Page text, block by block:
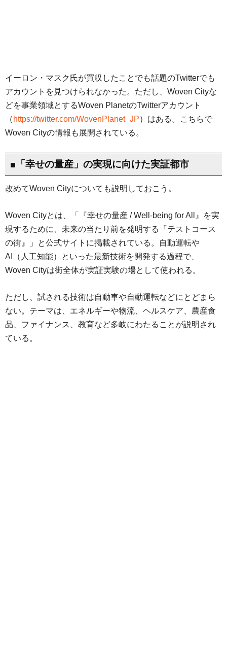
イーロン・マスク氏が買収したことでも話題のTwitterでも
アカウントを見つけられなかった。ただし、Woven Cityな
どを事業領域とするWoven PlanetのTwitterアカウント
（ https://twitter.com/WovenPlanet_JP）はある。こちらで
Woven Cityの情報も展開されている。
■「幸せの量産」の実現に向けた実証都市
改めてWoven Cityについても説明しておこう。
Woven Cityとは、「『幸せの量産 / Well-being for All』を実
現するために、未来の当たり前を発明する『テストコース
の街』」と公式サイトに掲載されている。自動運転や
AI（人工知能）といった最新技術を開発する過程で、
Woven Cityは街全体が実証実験の場として使われる。
ただし、試される技術は自動車や自動運転などにとどまら
ない。テーマは、エネルギーや物流、ヘルスケア、農産食
品、ファイナンス、教育など多岐にわたることが説明され
ている。